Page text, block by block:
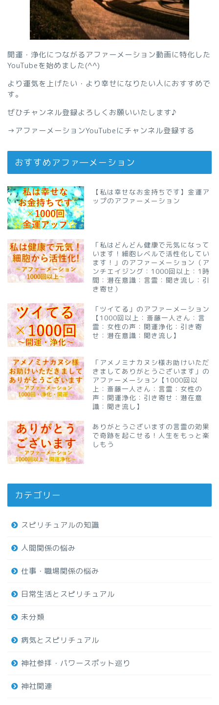
開運・浄化につながるアファーメーション動画に特化した
YouTubeを始めました(^^)
より運気を上げたい・より幸せになりたい人におすすめで
す。
ぜひチャンネル登録よろしくお願いいたします♪
→ アファーメーションYouTubeにチャンネル登録する
おすすめアファ―メーション
【私は幸せなお金持ちです】金運ア
ップのアファーメーション
「私はどんどん健康で元気になって
います！細胞レベルで活性化してい
ます！」のアファーメーション（ア
ンチエイジング：1000回以上：1時
間：潜在意識：言霊：聞き流し：引
き寄せ）
「ツイてる」のアファーメーション
【1000回以上：斎藤一人さん：言
霊：女性の声：開運浄化：引き寄
せ：潜在意識：聞き流し】
「アメノミナカヌシ様お助けいただ
きましてありがとうございます」の
アファーメーション【1000回以
上：斎藤一人さん：言霊：女性の
声：開運浄化：引き寄せ：潜在意
識：聞き流し】
ありがとうございますの言霊の効果
で奇跡を起こせる！人生をもっと楽
しもう
カテゴリー
スピリチュアルの知識
人間関係の悩み
仕事・職場関係の悩み
日常生活とスピリチュアル
未分類
病気とスピリチュアル
神社参拝・パワースポット巡り
神社関連